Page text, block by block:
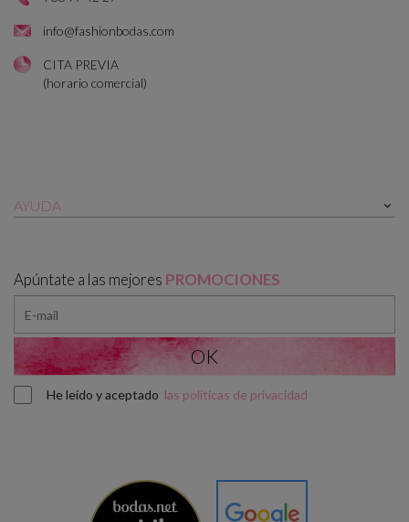
info@fashionbodas.com
CITA PREVIA
(horario comercial)
AYUDA 
Apúntate a las mejores PROMOCIONES
He leído y aceptado las políticas de privacidad